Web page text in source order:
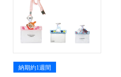
納期約1週間